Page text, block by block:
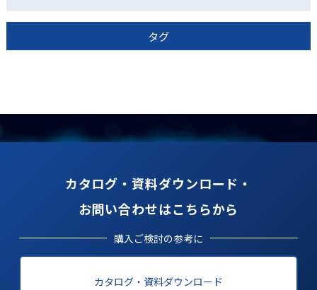
タグ
カタログ・資料ダウンロード・
お問い合わせはこちらから
購入ご検討の参考に
カタログ・資料ダウンロード